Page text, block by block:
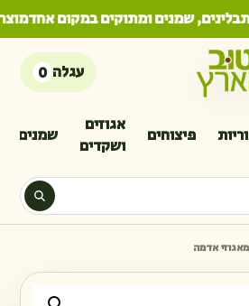
שמנים ומתוקים במקום אחד
פיצוחים
אגוזים
ושקדים
שמנים
עגלה 0
אדמה